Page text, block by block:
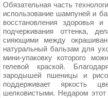
Обязательная часть
использование шампуней и
восстановления здоровья
подчеркивания оттенка,
сияющими между
натуральный бальзам для
мини-упаковку которого
гелевой краской.
зародышей пшеницы и
поддерживает яркость
шелковистыми. Недаром